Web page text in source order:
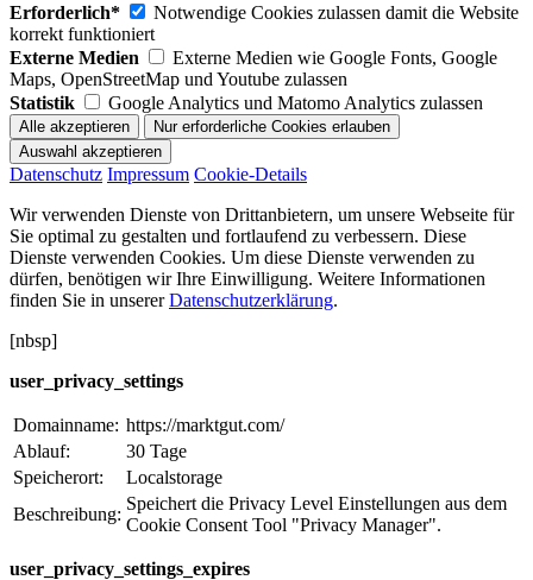
Erforderlich*
Notwendige Cookies zulassen damit die Website
korrekt funktioniert
Externe Medien
Externe Medien wie Google Fonts, Google
Maps, OpenStreetMap und Youtube zulassen
Statistik
Google Analytics und Matomo Analytics zulassen
Datenschutz Impressum Cookie-Details
Wir verwenden Dienste von Drittanbietern, um unsere Webseite für
Sie optimal zu gestalten und fortlaufend zu verbessern. Diese
Dienste verwenden Cookies. Um diese Dienste verwenden zu
dürfen, benötigen wir Ihre Einwilligung. Weitere Informationen
finden Sie in unsererDatenschutzerklärung.
[nbsp]
user_privacy_settings
Domainname: https://marktgut.com/
Ablauf:
30 Tage
Speicherort:
Localstorage
Beschreibung:
Speichert die Privacy Level Einstellungen aus dem
Cookie Consent Tool "Privacy Manager".
user_privacy_settings_expires